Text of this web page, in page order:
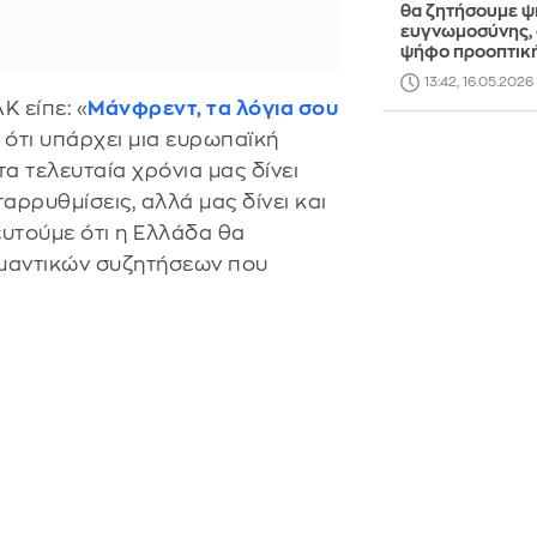
είπε: «Μάνφρεντ, τα λόγια σου
υπάρχει μια ευρωπαϊκή
χρόνια μας δίνει
αλλά μας δίνει και
ότι η Ελλάδα θα
συζητήσεων που
θα ζητήσουμε
ευγνωμοσύνης,
ψήφο
13:42, 16.05.2026